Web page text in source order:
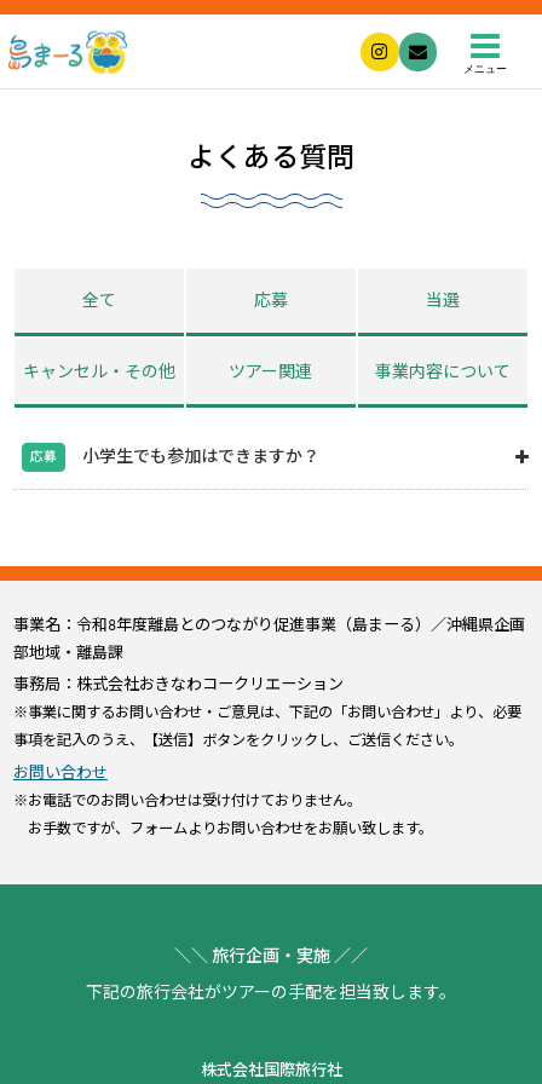
メニュー
よくある質問
全て 応募 当選
キャンセル・その他 ツアー関連 事業内容について
応募 小学生でも参加はできますか？
事業名：令和8年度離島とのつながり促進事業（島まーる）／沖縄県企画
部地域・離島課
事務局：株式会社おきなわコークリエーション
※事業に関するお問い合わせ・ご意見は、下記の「お問い合わせ」より、必要
事項を記入のうえ、【送信】ボタンをクリックし、ご送信ください。
お問い合わせ
※お電話でのお問い合わせは受け付けておりません。
お手数ですが、フォームよりお問い合わせをお願い致します。
＼＼ 旅行企画・実施 ／／
下記の旅行会社がツアーの手配を担当致します。
株式会社国際旅行社